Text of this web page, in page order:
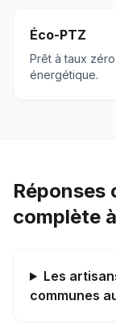
Éco-PTZ
Prêt à taux
énergétique.
complète
Les
communes